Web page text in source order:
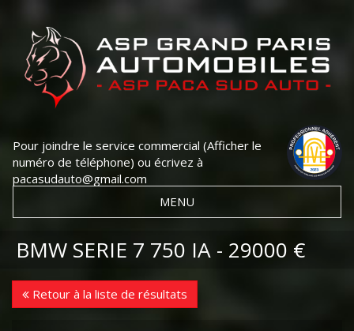
Pour joindre le service commercial (Afficher le
numéro de téléphone) ou écrivez à
pacasudauto@gmail.com
MENU
BMW SERIE 7 750 IA - 29000 €
Retour à la liste de résultats